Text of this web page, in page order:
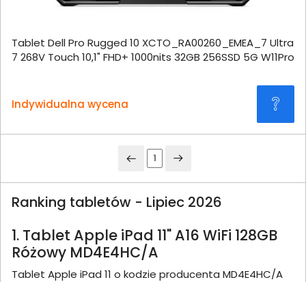
Tablet Dell Pro Rugged 10 XCTO_RA00260_EMEA_7 Ultra
7 268V Touch 10,1" FHD+ 1000nits 32GB 256SSD 5G W11Pro
Indywidualna wycena
1
Ranking tabletów - Lipiec 2026
1. Tablet Apple iPad 11" A16 WiFi 128GB
Różowy MD4E4HC/A
Tablet Apple iPad 11 o kodzie producenta MD4E4HC/A